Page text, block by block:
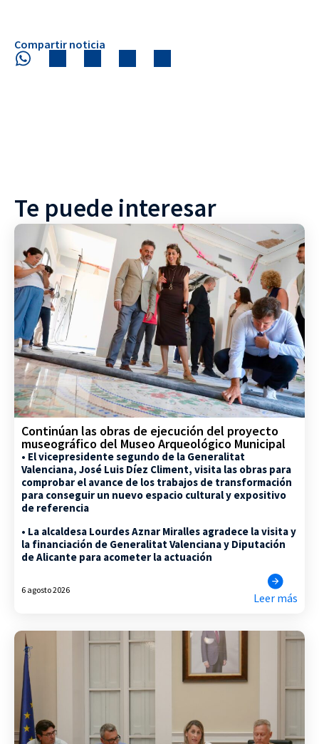
Compartir noticia
Te puede interesar
Continúan las obras de ejecución del proyecto
museográfico del Museo Arqueológico Municipal
• El vicepresidente segundo de la Generalitat
Valenciana, José Luis Díez Climent, visita las obras para
comprobar el avance de los trabajos de transformación
para conseguir un nuevo espacio cultural y expositivo
de referencia
• La alcaldesa Lourdes Aznar Miralles agradece la visita y
la financiación de Generalitat Valenciana y Diputación
de Alicante para acometer la actuación
6 agosto 2026
Leer más